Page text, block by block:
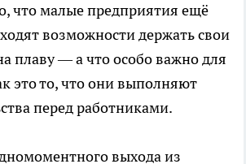
что малые предприятия ещё
возможности держать свои
плаву — а что особо важно для
это то, что они выполняют
перед работниками.
выхода из